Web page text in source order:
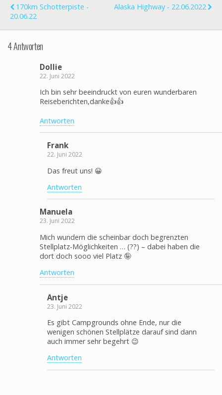
170km Schotterpiste -
20.06.22
Alaska Highway - 22.06.2022
4 Antworten
Dollie
22. Juni 2022
Ich bin sehr beeindruckt von euren wunderbaren
Reiseberichten,danke👍👍
Antworten
Frank
22. Juni 2022
Das freut uns! 😀
Antworten
Manuela
23. Juni 2022
Mich wundern die scheinbar doch begrenzten
Stellplatz-Möglichkeiten … (??) – dabei haben die
dort doch sooo viel Platz 🤪
Antworten
Antje
23. Juni 2022
Es gibt Campgrounds ohne Ende, nur die
wenigen schönen Stellplätze darauf sind dann
auch immer sehr begehrt 😉
Antworten